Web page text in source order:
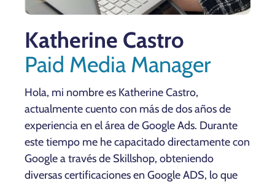
Katherine Castro
Paid Media Manager
Hola, mi nombre es Katherine Castro,
actualmente cuento con más de dos años de
experiencia en el área de Google Ads. Durante
este tiempo me he capacitado directamente con
Google a través de Skillshop, obteniendo
diversas certificaciones en Google ADS, lo que